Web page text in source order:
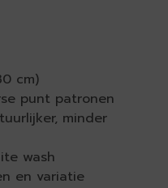
cm)
punt patronen
minder
wash
en variatie